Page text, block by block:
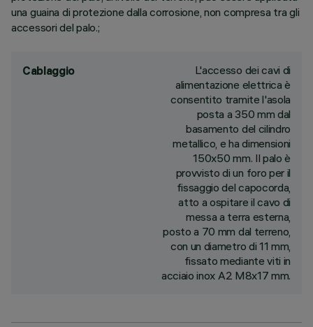
una guaina di protezione dalla corrosione, non compresa tra gli
accessori del palo.;
Cablaggio
L'accesso dei cavi di
alimentazione elettrica è
consentito tramite l'asola
posta a 350 mm dal
basamento del cilindro
metallico, e ha dimensioni
150x50 mm. Il palo è
provvisto di un foro per il
fissaggio del capocorda,
atto a ospitare il cavo di
messa a terra esterna,
posto a 70 mm dal terreno,
con un diametro di 11 mm,
fissato mediante viti in
acciaio inox A2 M8x17 mm.